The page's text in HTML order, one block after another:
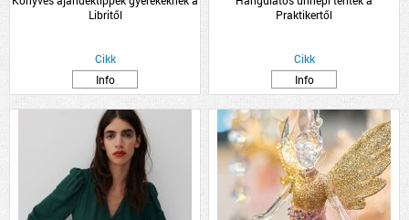
Libritől
Cikk
Info
Praktikertől
Cikk
Info